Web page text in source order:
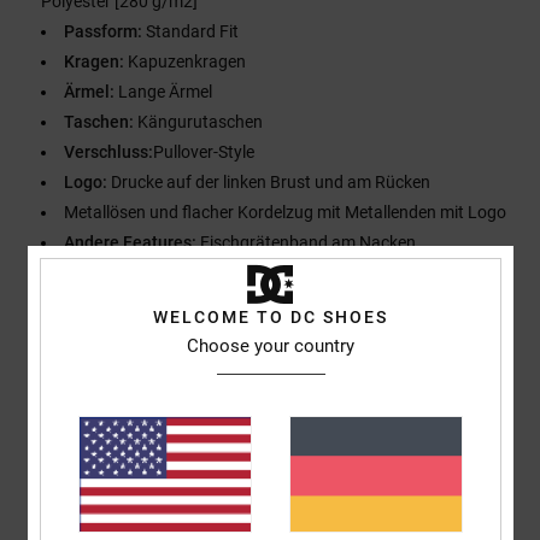
Passform: Standard Fit
Kragen: Kapuzenkragen
Ärmel: Lange Ärmel
Taschen: Kängurutaschen
Verschluss:Pullover-Style
Logo: Drucke auf der linken Brust und am Rücken
Metallösen und flacher Kordelzug mit Metallenden mit Logo
Andere Features:Fischgrätenband am Nacken
Dc re/solve trim package
Zusammensetzung[Hauptstoff] 55 % Baumwolle, 25 % recycelte
Baumwolle, 20 % recyceltes Polyester
Versand & Rückversand
WELCOME TO DC SHOES
Choose your country